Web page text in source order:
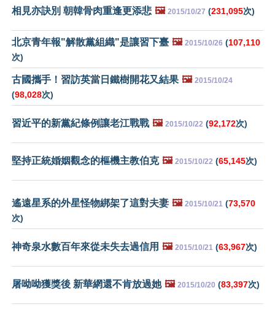
相見亦訣別 朝韓骨肉重逢更添悲 🖼️ 2015/10/27 (231,095次)
北京青年報"解散黨組織"是讓習下臺 🖼️ 2015/10/26 (107,110
次)
古國攜手！習訪英當日鐵樹開花又結果 🖼️ 2015/10/24
(98,028次)
習近平的新黨紀條例讓老江戰戰 🖼️ 2015/10/22 (92,172次)
堅持正統婚姻觀念的樞機主教伯克 🖼️ 2015/10/22 (65,145次)
遙遠星系的外星怪物綁架了這對夫妻 🖼️ 2015/10/21 (73,570
次)
神奇泉水數百年來從未失去過信用 🖼️ 2015/10/21 (63,967次)
屠呦呦獲獎後 新華網還不肯放過她 🖼️ 2015/10/20 (83,397次)